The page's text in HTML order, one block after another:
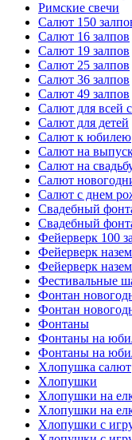
Римские свечи
Салют 150
Салют 16 залпов
Салют 19 залпов
Салют 25 залпов
Салют 36 залпов
Салют 49 залпов
Салют для всей
Салют для детей
Салют к юбилею
Салют на
Салют на
Салют
Салют с днем
Свадебный
Свадебный
Фейерверк 100
Фейерверк
Фейерверк
Фестивальные
Фонтан
Фонтан
Фонтаны
Фонтаны на
Фонтаны на
Хлопушка салют
Хлопушки
Хлопушки на
Хлопушки на
Хлопушки с